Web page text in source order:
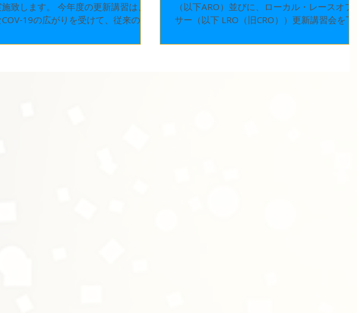
致します。 今年度の更新講習は、
19の広がりを受けて、従来のオ
を行う期日もあります。以下の情報
（以下ARO）並びに、ローカル・レースオフィ
サー（以下 LRO（旧CRO））更新講習会を下
は、全国的なCOV-19の広がりを受けて、従来